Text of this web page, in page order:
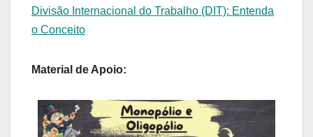
Divisão Internacional do Trabalho (DIT): Entenda
o Conceito
Material de Apoio: